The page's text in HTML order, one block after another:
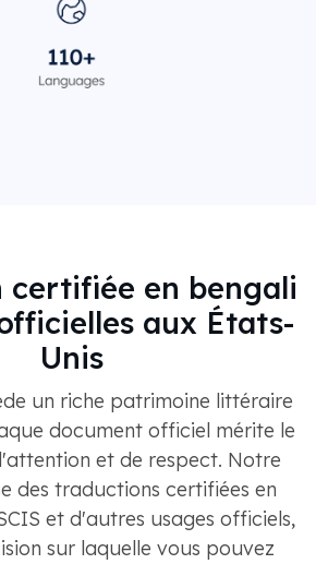
certifiée en bengali
aux États-
Unis
un riche patrimoine littéraire
document officiel mérite le
et de respect. Notre
des traductions certifiées en
et d'autres usages officiels,
sur laquelle vous pouvez